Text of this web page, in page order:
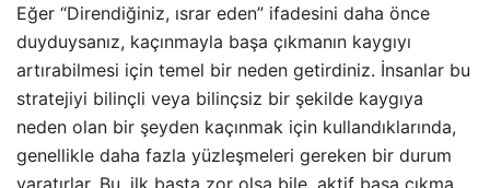
Eğer “Direndiğiniz, ısrar eden” ifadesini daha önce
duyduysanız, kaçınmayla başa çıkmanın kaygıyı
artırabilmesi için temel bir neden getirdiniz. İnsanlar bu
stratejiyi bilinçli veya bilinçsiz bir şekilde kaygıya
neden olan bir şeyden kaçınmak için kullandıklarında,
genellikle daha fazla yüzleşmeleri gereken bir durum
yaratırlar. Bu, ilk başta zor olsa bile, aktif başa çıkma